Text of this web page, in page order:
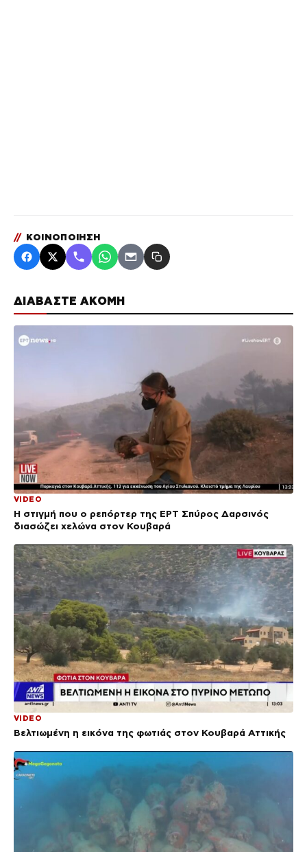
ΔΙΑΒΑΣΤΕ ΑΚΟΜΗ
VIDEO
Η στιγμή που ο ρεπόρτερ της ΕΡΤ Σπύρος Δαρσινός
διασώζει χελώνα στον Κουβαρά
VIDEO
Βελτιωμένη η εικόνα της φωτιάς στον Κουβαρά Αττικής
// ΚΟΙΝΟΠΟΙΗΣΗ